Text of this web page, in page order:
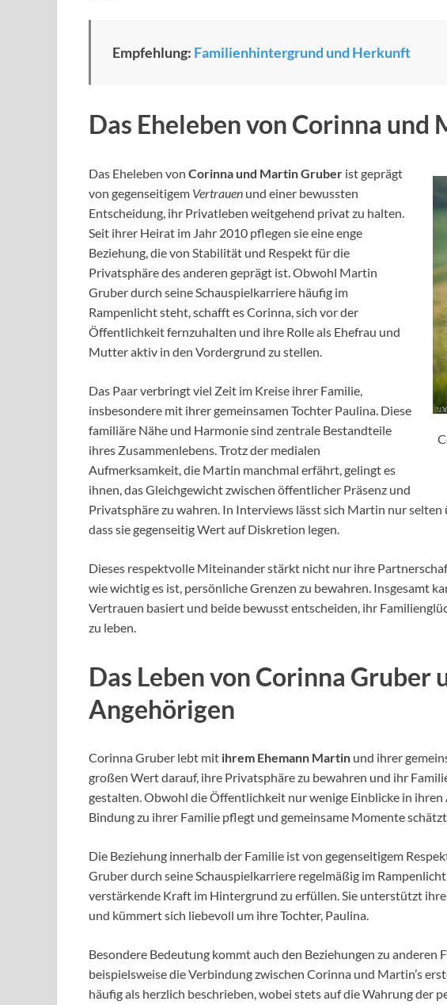
Empfehlung: Familienhintergrund und Herkunft
Das Eheleben von Corinna und
Das Eheleben von Corinna und Martin Gruber ist geprägt
von gegenseitigem Vertrauen und einer bewussten
Entscheidung, ihr Privatleben weitgehend privat zu halten.
Seit ihrer Heirat im Jahr 2010 pflegen sie eine enge
Beziehung, die von Stabilität und Respekt für die
Privatsphäre des anderen geprägt ist. Obwohl Martin
Gruber durch seine Schauspielkarriere häufig im
Rampenlicht steht, schafft es Corinna, sich vor der
Öffentlichkeit fernzuhalten und ihre Rolle als Ehefrau und
Mutter aktiv in den Vordergrund zu stellen.
Das Paar verbringt viel Zeit im Kreise ihrer Familie,
insbesondere mit ihrer gemeinsamen Tochter Paulina. Diese
familiäre Nähe und Harmonie sind zentrale Bestandteile
ihres Zusammenlebens. Trotz der medialen
Aufmerksamkeit, die Martin manchmal erfährt, gelingt es
ihnen, das Gleichgewicht zwischen öffentlicher Präsenz und
Privatsphäre zu wahren. In Interviews lässt sich Martin nur selten
dass sie gegenseitig Wert auf Diskretion legen.
Dieses respektvolle Miteinander stärkt nicht nur ihre
wie wichtig es ist, persönliche Grenzen zu bewahren. Insgesamt
Vertrauen basiert und beide bewusst entscheiden, ihr
zu leben.
Das Leben von Corinna Gruber
Angehörigen
Corinna Gruber lebt mit ihrem Ehemann Martin und ihrer
großen Wert darauf, ihre Privatsphäre zu bewahren und ihr
gestalten. Obwohl die Öffentlichkeit nur wenige Einblicke in ihren
Bindung zu ihrer Familie pflegt und gemeinsame Momente
Die Beziehung innerhalb der Familie ist von gegenseitigem
Gruber durch seine Schauspielkarriere regelmäßig im
verstärkende Kraft im Hintergrund zu erfüllen. Sie unterstützt
und kümmert sich liebevoll um ihre Tochter, Paulina.
Besondere Bedeutung kommt auch den Beziehungen zu anderen
beispielsweise die Verbindung zwischen Corinna und Martin’s
häufig als herzlich beschrieben, wobei stets auf die Wahrung der